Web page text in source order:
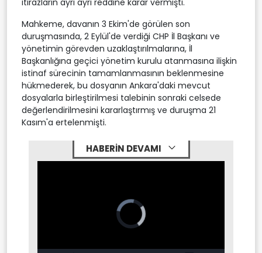
Mahkeme, davanın 3 Ekim'de görülen son
duruşmasında, 2 Eylül'de verdiği CHP İl Başkanı ve
yönetimin görevden uzaklaştırılmalarına, İl
Başkanlığına geçici yönetim kurulu atanmasına ilişkin
istinaf sürecinin tamamlanmasının beklenmesine
hükmederek, bu dosyanın Ankara'daki mevcut
dosyalarla birleştirilmesi talebinin sonraki celsede
değerlendirilmesini kararlaştırmış ve duruşma 21
Kasım'a ertelenmişti.
HABERİN DEVAMI